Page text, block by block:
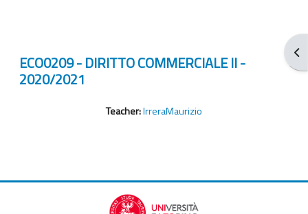
打
ECO0209 - DIRITTO COMMERCIALE II -
2020/2021
Teacher:IrreraMaurizio